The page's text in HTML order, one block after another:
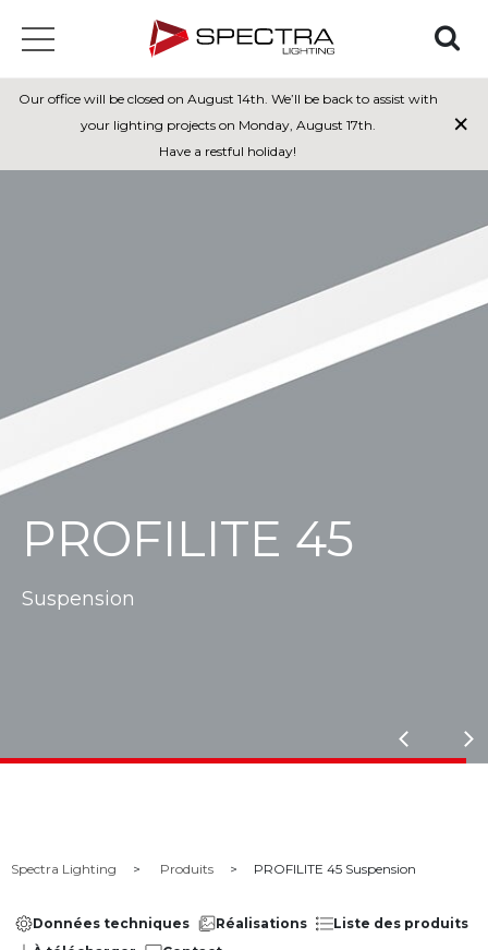
Our office will be closed on August 14th. We’ll be back to assist with
your lighting projects on Monday, August 17th.
Have a restful holiday!
×
45
Spectra Lighting Produits PROFILITE 45 Suspension
Données techniques Réalisations
Liste des produits